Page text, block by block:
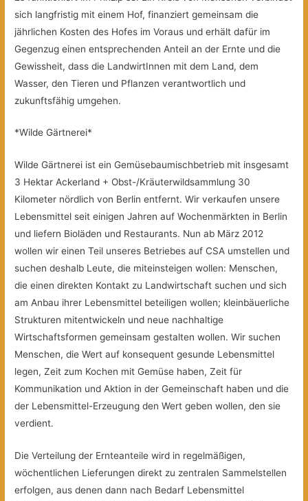
sich langfristig mit einem Hof, finanziert gemeinsam die
jährlichen Kosten des Hofes im Voraus und erhält dafür im
Gegenzug einen entsprechenden Anteil an der Ernte und die
Gewissheit, dass die LandwirtInnen mit dem Land, dem
Wasser, den Tieren und Pflanzen verantwortlich und
zukunftsfähig umgehen.
*Wilde Gärtnerei*
Wilde Gärtnerei ist ein Gemüsebaumischbetrieb mit insgesamt
3 Hektar Ackerland + Obst-/Kräuterwildsammlung 30
Kilometer nördlich von Berlin entfernt. Wir verkaufen unsere
Lebensmittel seit einigen Jahren auf Wochenmärkten in Berlin
und liefern Bioläden und Restaurants. Nun ab März 2012
wollen wir einen Teil unseres Betriebes auf CSA umstellen und
suchen deshalb Leute, die miteinsteigen wollen: Menschen,
die einen direkten Kontakt zu Landwirtschaft suchen und sich
am Anbau ihrer Lebensmittel beteiligen wollen; kleinbäuerliche
Strukturen mitentwickeln und neue nachhaltige
Wirtschaftsformen gemeinsam gestalten wollen. Wir suchen
Menschen, die Wert auf konsequent gesunde Lebensmittel
legen, Zeit zum Kochen mit Gemüse haben, Zeit für
Kommunikation und Aktion in der Gemeinschaft haben und die
der Lebensmittel-Erzeugung den Wert geben wollen, den sie
verdient.
Die Verteilung der Ernteanteile wird in regelmäßigen,
wöchentlichen Lieferungen direkt zu zentralen Sammelstellen
erfolgen, aus denen dann nach Bedarf Lebensmittel